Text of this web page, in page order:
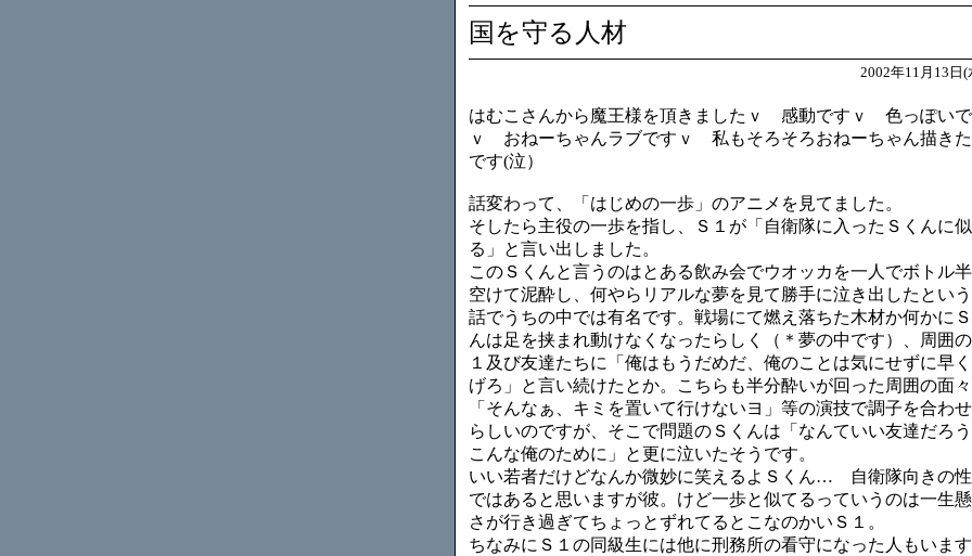
国を守る人材
2002年11月13日(
はむこさんから魔王様を頂きましたｖ 感動ですｖ 色っぽい
ｖ おねーちゃんラブですｖ 私もそろそろおねーちゃん描き
です(泣）
話変わって、「はじめの一歩」のアニメを見てました。
そしたら主役の一歩を指し、Ｓ１が「自衛隊に入ったＳくんに
る」と言い出しました。
このＳくんと言うのはとある飲み会でウオッカを一人でボトル
空けて泥酔し、何やらリアルな夢を見て勝手に泣き出したとい
話でうちの中では有名です。戦場にて燃え落ちた木材か何かにＳ
んは足を挟まれ動けなくなったらしく（＊夢の中です）、周囲の
１及び友達たちに「俺はもうだめだ、俺のことは気にせずに早
げろ」と言い続けたとか。こちらも半分酔いが回った周囲の面
「そんなぁ、キミを置いて行けないヨ」等の演技で調子を合わ
らしいのですが、そこで問題のＳくんは「なんていい友達だろう
こんな俺のために」と更に泣いたそうです。
いい若者だけどなんか微妙に笑えるよＳくん… 自衛隊向きの
ではあると思いますが彼。けど一歩と似てるっていうのは一生
さが行き過ぎてちょっとずれてるとこなのかいＳ１。
ちなみにＳ１の同級生には他に刑務所の看守になった人もいます